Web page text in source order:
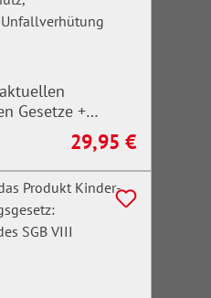
Gesetze +
Regulärer Preis:
29,95 €